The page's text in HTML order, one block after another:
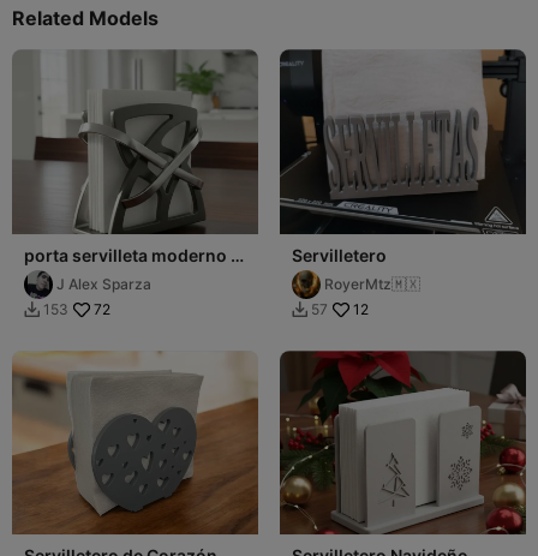
Related Models
porta servilleta moderno o
servilletero
J Alex Sparza
 153 72
Servilletero
RoyerMtz🇲🇽
 57 12